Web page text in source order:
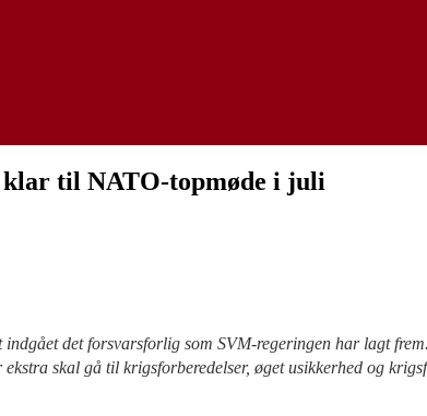
til NATO-topmøde i juli
det forsvarsforlig som SVM-regeringen har lagt
skal gå til krigsforberedelser, øget usikkerhed og